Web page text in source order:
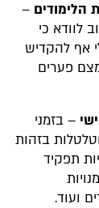
הלימודים –
לוודא כי
אף להקדיש
פערים
– בזמני
בזהות
תפקיד
ועוד.